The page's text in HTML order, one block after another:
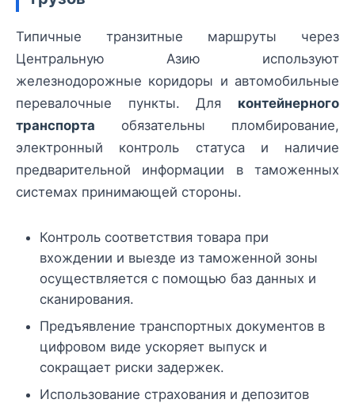
Типичные транзитные маршруты через
Центральную Азию используют
железнодорожные коридоры и автомобильные
перевалочные пункты. Для контейнерного
транспорта обязательны пломбирование,
электронный контроль статуса и наличие
предварительной информации в таможенных
системах принимающей стороны.
Контроль соответствия товара при
вхождении и выезде из таможенной зоны
осуществляется с помощью баз данных и
сканирования.
Предъявление транспортных документов в
цифровом виде ускоряет выпуск и
сокращает риски задержек.
Использование страхования и депозитов